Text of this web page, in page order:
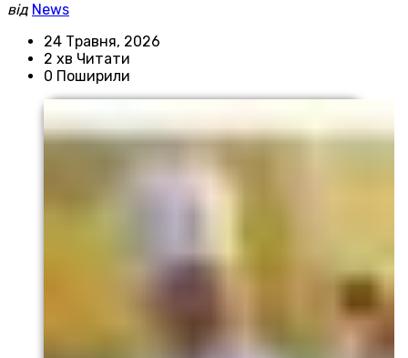
від News
24 Травня, 2026
2 хв Читати
0 Поширили